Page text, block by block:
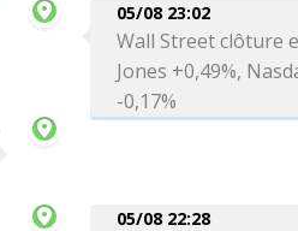
05/08 23:02
Wall Street clôture
Jones +0,49%,
-0,17%
05/08 22:28